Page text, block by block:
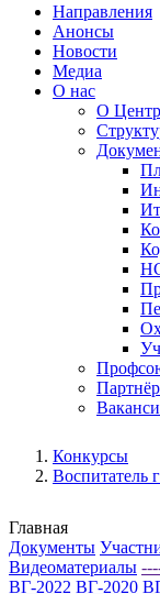
Направления
Анонсы
Новости
Медиа
О нас
О
Конкурсы
Воспитатель
Главная
Документы
Видеоматериалы
ВГ-2022 ВГ-2020